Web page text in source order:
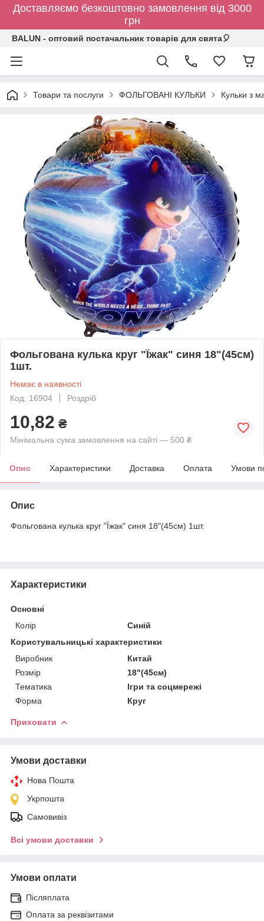
Доставляємо безкоштовно замовлення від 3000
грн
BALUN - оптовий постачальник товарів для свята🎈
Товари та послуги ФОЛЬГОВАНІ КУЛЬКИ Кульки з
Фольгована кулька круг "Їжак" синя 18"(45см)
1шт.
Немає в наявності
Код: 16904
Роздріб
10,82 ₴
Мінімальна сума замовлення на сайті — 500 ₴
Опис Характеристики Доставка Оплата Умови
Опис
Фольгована кулька круг "Їжак" синя 18"(45см) 1шт.
Характеристики
Основні
Колір
Синій
Користувальницькі характеристики
Виробник
Китай
Розмір
18"(45см)
Тематика
Ігри та соцмережі
Форма
Круг
Приховати
Умови доставки
Нова Пошта
Укрпошта
Самовивіз
Всі умови доставки
Умови оплати
Післяплата
Оплата за реквізитами